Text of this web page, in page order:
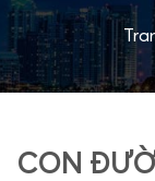
CON